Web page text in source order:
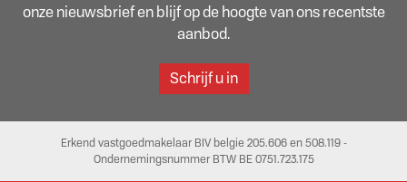
onze nieuwsbrief en blijf op de hoogte van ons recentste
aanbod.
Schrijf u in
Erkend vastgoedmakelaar BIV belgie 205.606 en 508.119 -
Ondernemingsnummer BTW BE 0751.723.175